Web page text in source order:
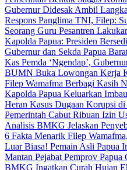
Gubernur Didesak Ambil
Respons Panglima TNI, Filep:
Seorang Guru Pesantren
Kapolda Papua: Presiden
Gubernur dan Sekda Papua
Kas Pemda ‘Ngendap’,
BUMN Buka Lowongan Kerja
Filep Wamafma Berbagi Kasih
Kapolda Papua Keluarkan
Heran Kasus Dugaan Korupsi
Pemerintah Cabut Ribuan Izin
Analisis BMKG Jelaskan
6 Fakta Menarik Filep
Luar Biasa! Pemain Asli Papua
Mantan Pejabat Pemprov
BMKG Ingatkan Curah Hujan